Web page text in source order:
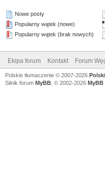
Nowe posty
Popularny wątek (nowe)
Popularny wątek (brak nowych)
Ekipa forum Kontakt Forum
Polskie tłumaczenie © 2007-2026
Silnik forum MyBB , © 2002-2026 MyBB